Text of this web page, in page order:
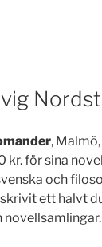
,
kr. för sina
och
ett halvt
novellsamlingar.